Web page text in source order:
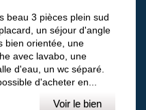
beau 3 pièces plein sud
un séjour d'angle
bien orientée, une
avec lavabo, une
d'eau, un wc séparé.
d'acheter en...
Voir le bien